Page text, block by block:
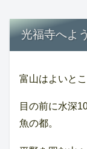
光福寺へよ
富山はよいとこ
目の前に水深
魚の都。